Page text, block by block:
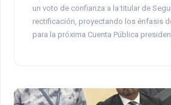
un voto de confianza a la titular de
rectificación, proyectando los énfasis
para la próxima Cuenta Pública